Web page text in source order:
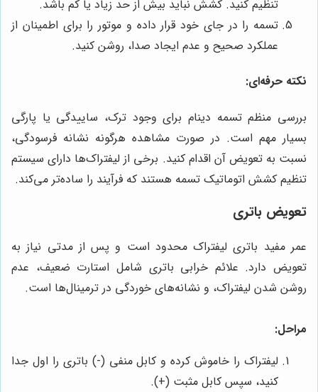
تنظیم کنید. کشش نباید بیش از حد زیاد یا کم باشد.
تسمه را در جای خود قرار داده و موتور را برای اطمینان از
عملکرد صحیح و عدم ایجاد صدا، روشن کنید.
نکته حرفه‌ای:
بررسی منظم تسمه دینام برای وجود ترک، ساییدگی یا پارگی
بسیار مهم است. در صورت مشاهده هرگونه نشانه فرسودگی،
نسبت به تعویض آن اقدام کنید. برخی از لیفتراک‌ها دارای سیستم
تنظیم کشش اتوماتیک تسمه هستند که فرآیند را ساده‌تر می‌کند.
تعویض باتری
عمر مفید باتری لیفتراک محدود است و پس از مدتی نیاز به
تعویض دارد. علائم خرابی باتری شامل استارت ضعیف، عدم
روشن شدن لیفتراک، و نشانه‌های خوردگی در ترمینال‌ها است.
مراحل:
لیفتراک را خاموش کرده و کابل منفی (-) باتری را اول جدا
کنید، سپس کابل مثبت (+).